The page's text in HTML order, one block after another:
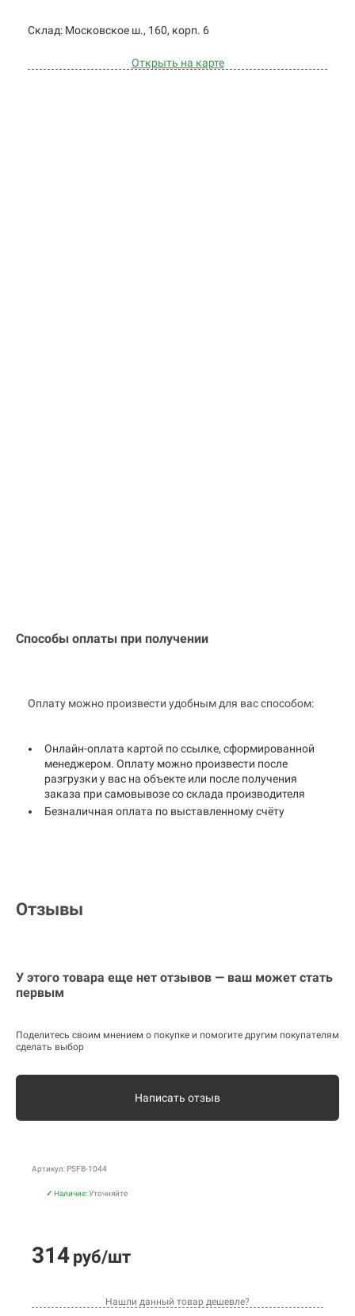
Cклад: Московское ш., 160, корп. 6
Открыть на карте
Способы оплаты при получении
Оплату можно произвести удобным для вас способом:
Онлайн-оплата картой по ссылке, сформированной
менеджером. Оплату можно произвести после
разгрузки у вас на объекте или после получения
заказа при самовывозе со склада производителя
Безналичная оплата по выставленному счёту
Отзывы
У этого товара еще нет отзывов — ваш может стать
первым
Поделитесь своим мнением о покупке и помогите другим покупателям
сделать выбор
Написать отзыв
Артикул: PSFB-1044
✓ Наличие:Уточняйте
314руб/шт
Нашли данный товар дешевле?